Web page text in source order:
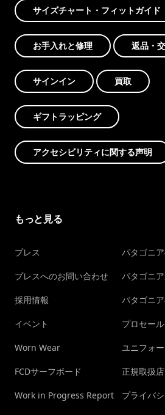
サイズチャート・フィットガイド
お手入れと修理 返品・
サインイン 買取
ギフトラッピング
アクセシビリティに関する声明
もっと見る
プレス
プレスへのお問い合わせ
採用情報
イベント
Worn Wear
FCDサーフボード
Work in Progress Report
パタゴニ
パタゴニ
パタゴニ
プロセー
ユニフォ
正規取扱
プライバ